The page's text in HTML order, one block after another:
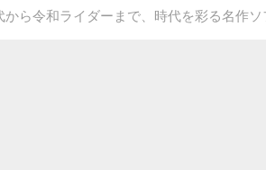
から令和ライダーまで、時代を彩る名作ソ